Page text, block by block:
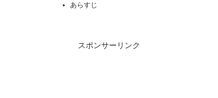
あらすじ
スポンサーリンク